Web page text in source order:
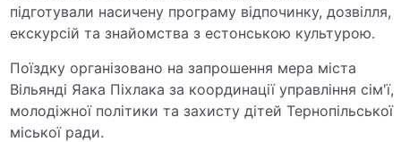
підготували насичену програму відпочинку, дозвілля,
екскурсій та знайомства з естонською культурою.
Поїздку організовано на запрошення мера міста
Вільянді Яака Піхлака за координації управління сім'ї,
молодіжної політики та захисту дітей Тернопільської
міської ради.